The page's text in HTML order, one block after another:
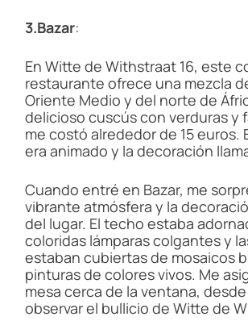
3.Bazar:
En Witte de Withstraat 16, este
restaurante ofrece una mezcla
Oriente Medio y del norte de
delicioso cuscús con verduras y
me costó alrededor de 15 euros.
era animado y la decoración
Cuando entré en Bazar, me
vibrante atmósfera y la
del lugar. El techo estaba
coloridas lámparas colgantes y
estaban cubiertas de mosaicos
pinturas de colores vivos. Me
mesa cerca de la ventana,
observar el bullicio de Witte de